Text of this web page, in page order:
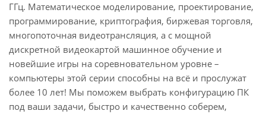
ГГц. Математическое моделирование, проектирование,
программирование, криптография, биржевая торговля,
многопоточная видеотрансляция, а с мощной
дискретной видеокартой машинное обучение и
новейшие игры на соревновательном уровне –
компьютеры этой серии способны на всё и прослужат
более 10 лет! Мы поможем выбрать конфигурацию ПК
под ваши задачи, быстро и качественно соберем,